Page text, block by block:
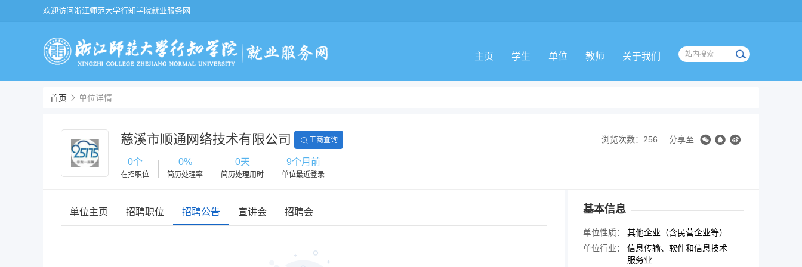
欢迎访问浙江师范大学行知学院就业服务网
主页 学生 单位 教师 关于我们
首页 单位详情
慈溪市顺通网络技术有限公司 工商查询
0个
在招职位
0%
简历处理率
0天
简历处理用时
9个月前
单位最近登录
浏览次数：256 分享至
单位主页 招聘职位 招聘公告 宣讲会 招聘会 基本信息
单位性质：
其他企业（含民营企业等）
单位行业：
信息传输、软件和信息技术
服务业